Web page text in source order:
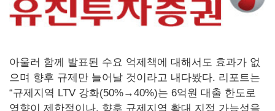
아울러 함께 발표된 수요 억제책에 대해서도 효과가 없
으며 향후 규제만 늘어날 것이라고 내다봤다. 리포트는
“규제지역 LTV 강화(50%→40%)는 6억원 대출 한도로
영향이 제한적이나, 향후 규제지역 확대 지정 가능성을